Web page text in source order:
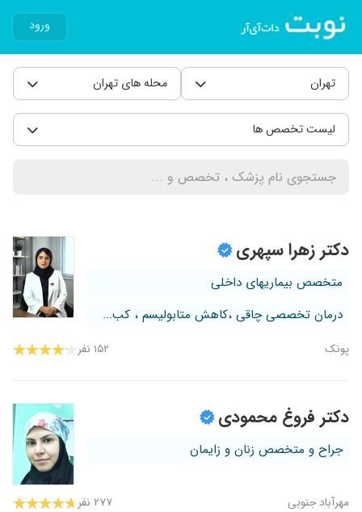
ورود
تهران محله های تهران
لیست تخصص ها
دکتر زهرا سپهری
متخصص بیماریهای داخلی
درمان تخصصی چاقی ،کاهش متابولیسم ، کب...
پونک ۱۵۲ نفر
دکتر فروغ محمودی
جراح و متخصص زنان و زایمان
مهرآباد جنوبی ۲۷۷ نفر